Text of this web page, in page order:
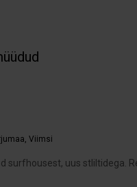
, Viimsi
surfhousest, uus stliltidega.